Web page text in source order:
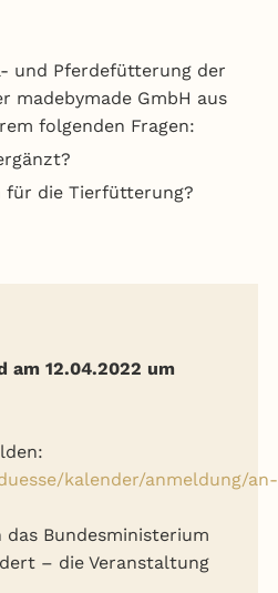
und Pferdefütterung der
madebymade GmbH aus
folgenden Fragen:
die Tierfütterung?
am 12.04.2022 um
kalender/anmeldung/an-
das Bundesministerium
– die Veranstaltung